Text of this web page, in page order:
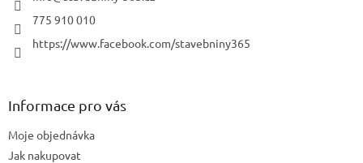
775 910 010
https://www.facebook.com/stavebniny365
Informace pro vás
Moje objednávka
Jak nakupovat